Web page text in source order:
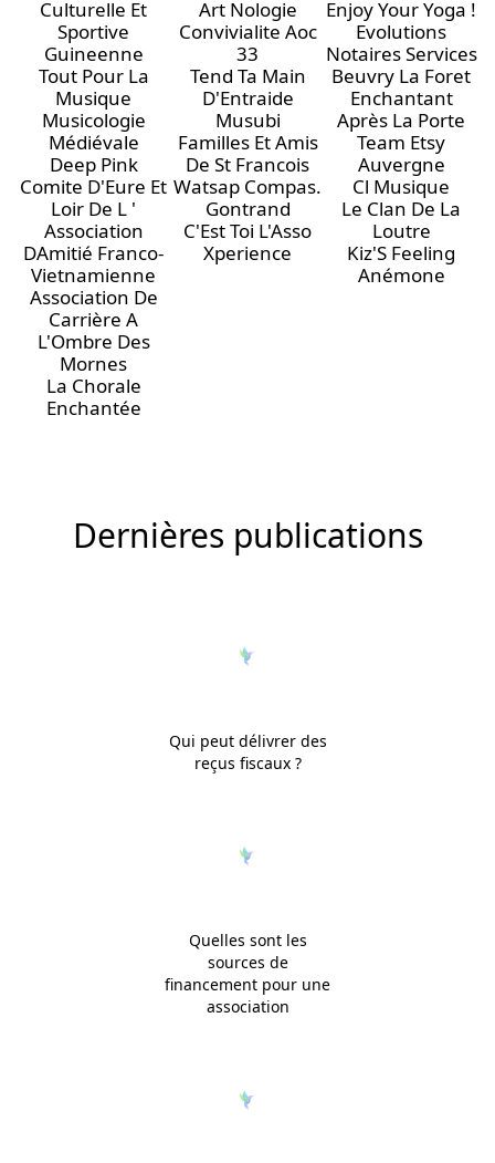
Culturelle Et
Sportive
Guineenne
Tout Pour La
Musique
Musicologie
Médiévale
Deep Pink
Comite D'Eure Et
Loir De L '
Association
DAmitié Franco-
Vietnamienne
Association De
Carrière A
L'Ombre Des
Mornes
La Chorale
Enchantée
Art Nologie
Convivialite Aoc
33
Tend Ta Main
D'Entraide
Musubi
Familles Et Amis
De St Francois
Watsap Compas.
Gontrand
C'Est Toi L'Asso
Xperience
Enjoy Your Yoga !
Evolutions
Notaires Services
Beuvry La Foret
Enchantant
Après La Porte
Team Etsy
Auvergne
Cl Musique
Le Clan De La
Loutre
Kiz'S Feeling
Anémone
Dernières publications
Qui peut délivrer des
reçus fiscaux ?
Quelles sont les
sources de
financement pour une
association